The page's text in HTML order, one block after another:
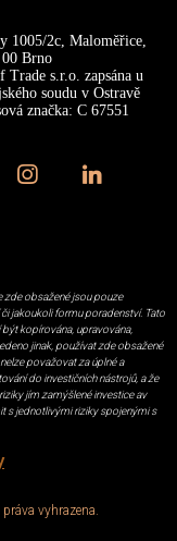
1005/2c, Maloměřice,
Brno
Trade s.r.o. zapsána u
soudu v Ostravě
značka: C 67551
zde obsažené jsou pouze
jakoukoli formu poradenství. Tato
kopírována, upravována,
jinak, používat zde obsažené
považovat za úplné a
do investičních nástrojů, a že
jím zamýšlené investice av
s jednotlivými riziky spojenými s
vyhrazena.